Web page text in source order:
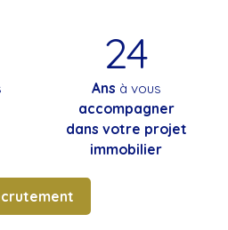
24
Ans à vous
accompagner
dans votre projet
immobilier